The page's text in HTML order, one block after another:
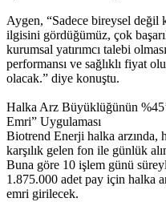
Aygen, “Sadece bireysel değil
ilgisini gördüğümüz, çok
kurumsal yatırımcı talebi
performansı ve sağlıklı fiyat
olacak.” diye konuştu.
Halka Arz Büyüklüğünün
Emri” Uygulaması
Biotrend Enerji halka arzında,
karşılık gelen fon ile günlük
Buna göre 10 işlem günü
1.875.000 adet pay için halka
emri girilecek.